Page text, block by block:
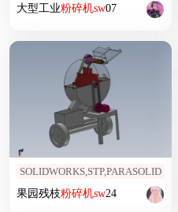
大型工业粉碎机sw07
SOLIDWORKS,STP,PARASOLID
果园残枝粉碎机sw24